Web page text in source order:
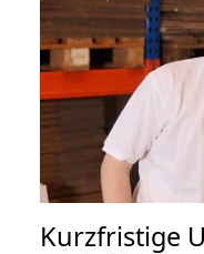
Kurzfristige